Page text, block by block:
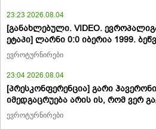
23:23 2026.08.04
[განახლებული. VIDEO.
ეტაპი] ლარნი 0:0 იბერია 1999.
ევროტურნირები
23:04 2026.08.04
[პრესკონფერენცია] გარი
იმედგაცრუება არის ის, რომ ვერ
ევროტურნირები